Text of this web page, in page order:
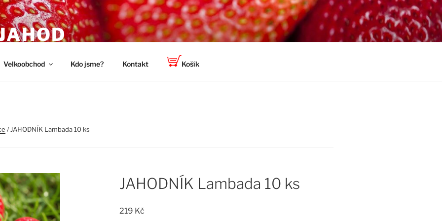
Velkoobchod Kdo jsme? Kontakt Košík
/ JAHODNÍK Lambada 10 ks
JAHODNÍK Lambada 10 ks
219 Kč